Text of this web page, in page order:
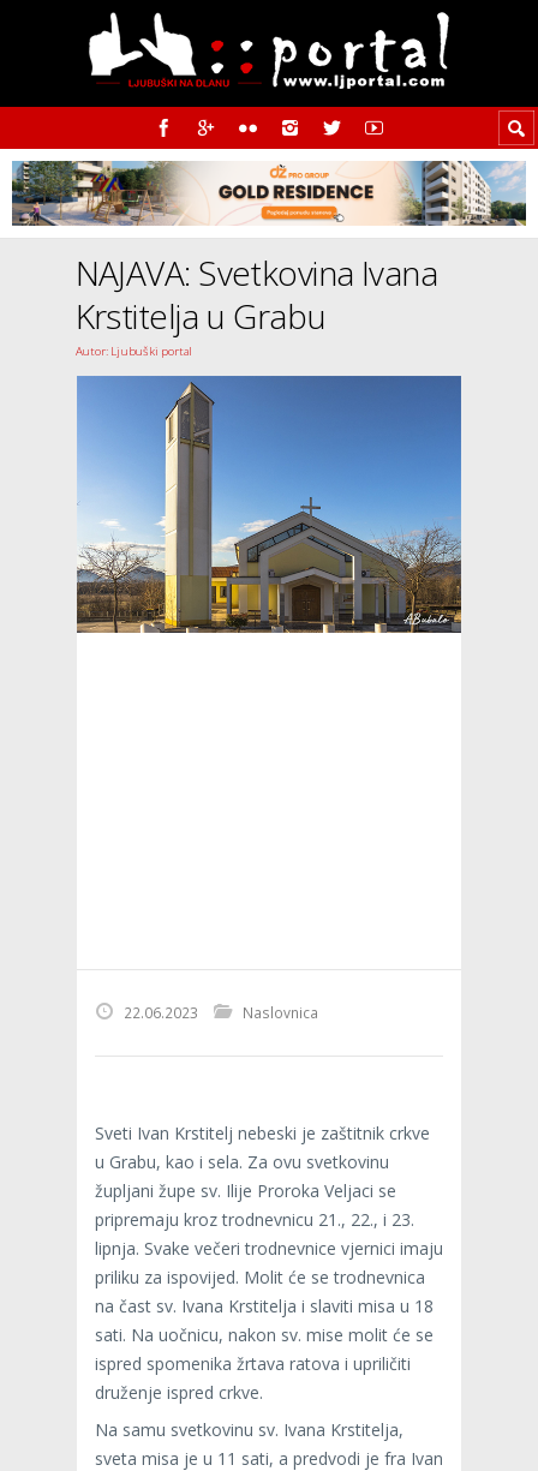
NAJAVA: Svetkovina Ivana
Krstitelja u Grabu
Autor: Ljubuški portal
22.06.2023 Naslovnica
Sveti Ivan Krstitelj nebeski je zaštitnik crkve
u Grabu, kao i sela. Za ovu svetkovinu
župljani župe sv. Ilije Proroka Veljaci se
pripremaju kroz trodnevnicu 21., 22., i 23.
lipnja. Svake večeri trodnevnice vjernici imaju
priliku za ispovijed. Molit će se trodnevnica
na čast sv. Ivana Krstitelja i slaviti misa u 18
sati. Na uočnicu, nakon sv. mise molit će se
ispred spomenika žrtava ratova i upriličiti
druženje ispred crkve.
Na samu svetkovinu sv. Ivana Krstitelja,
sveta misa je u 11 sati, a predvodi je fra Ivan